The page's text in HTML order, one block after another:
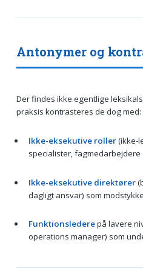
Antonymer og
Der findes ikke egentlige
praksis kontrasteres de dog med:
Ikke-eksekutive roller(ikke-
specialister,
Ikke-eksekutive direktører
dagligt ansvar) som
Funktionslederepå lavere
operations manager) som